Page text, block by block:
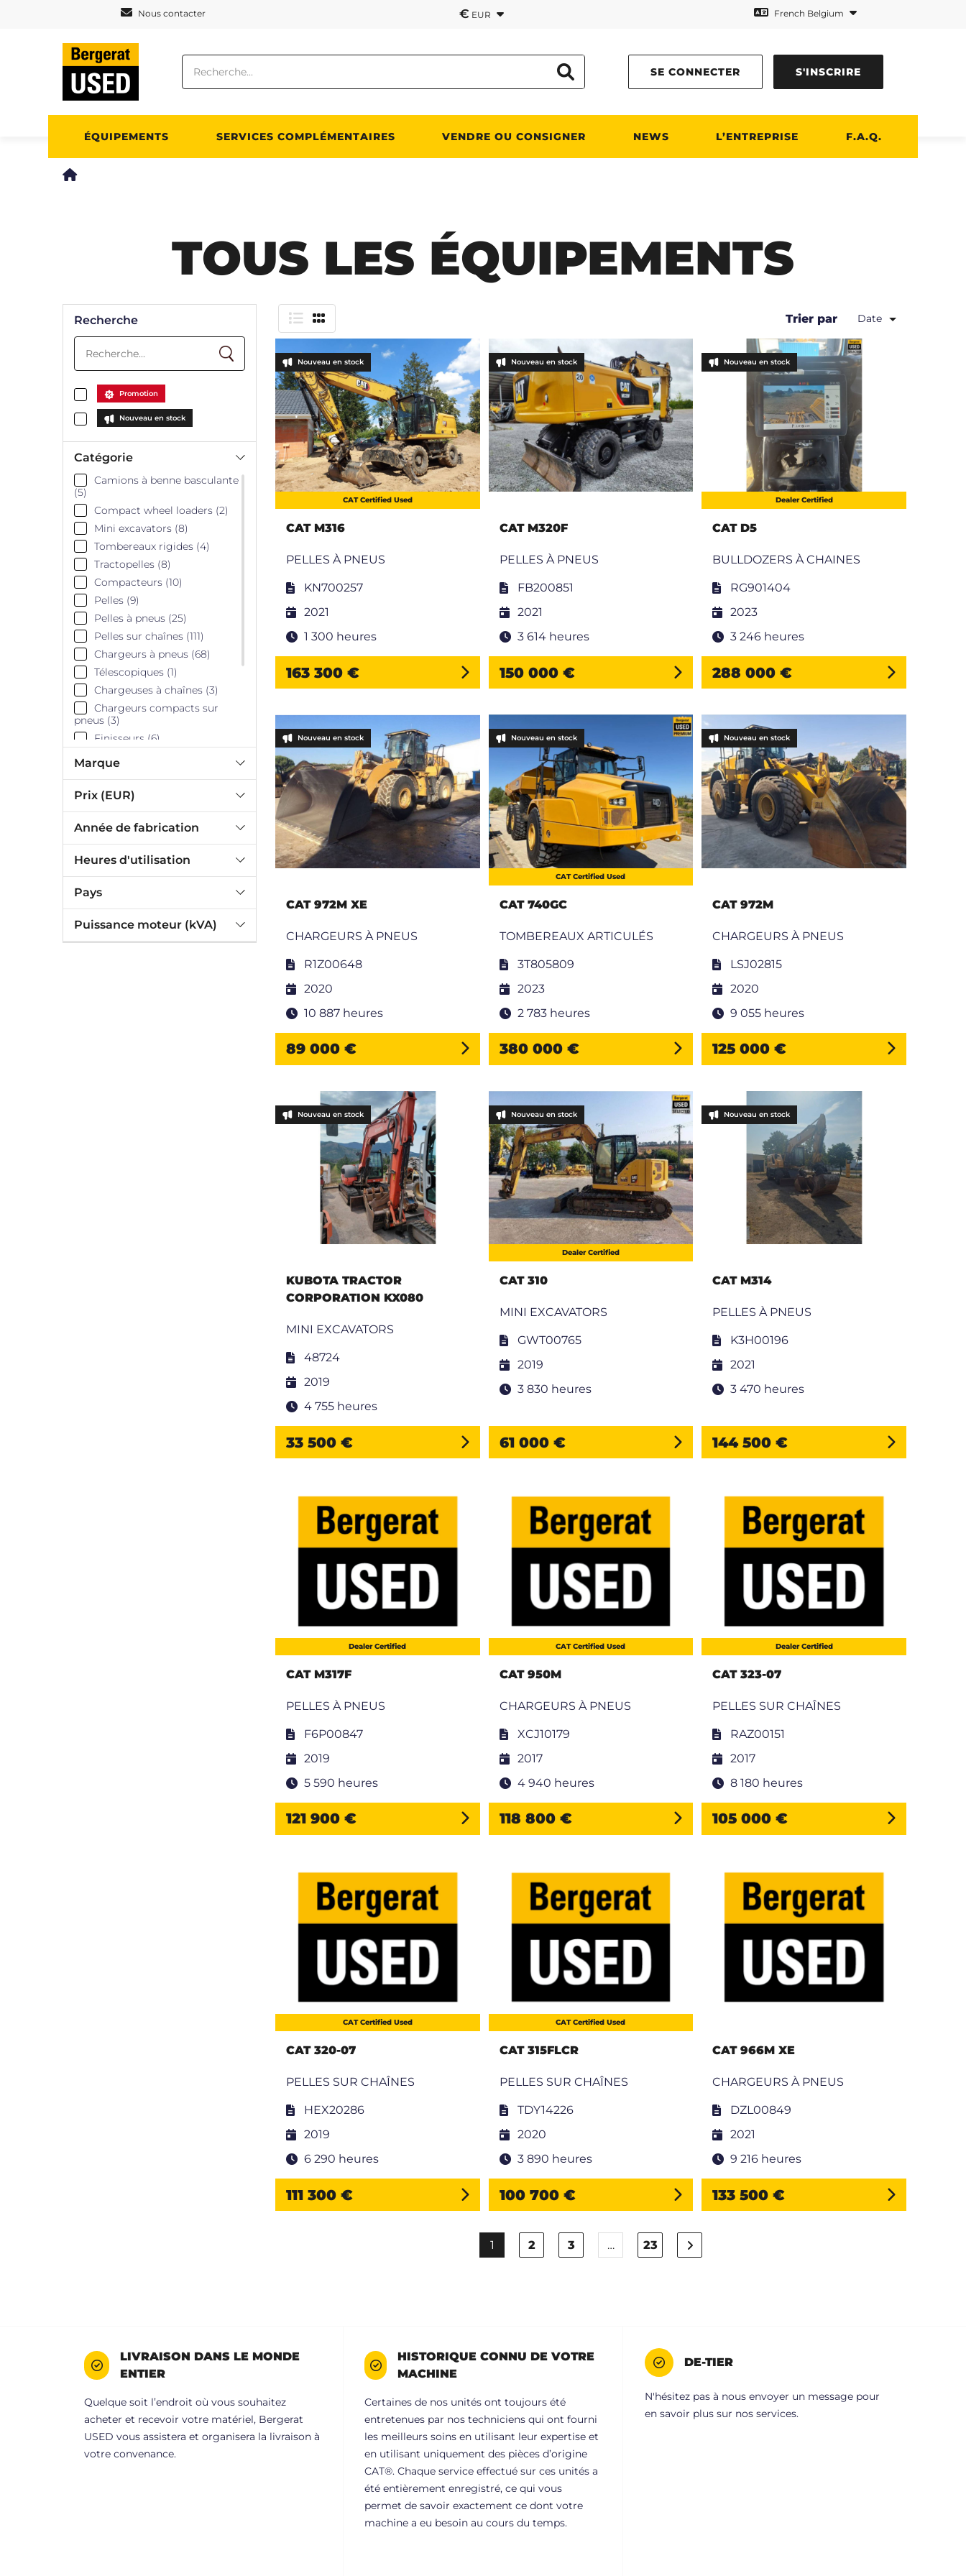
Nous contacter € EUR French Belgium
SE CONNECTER S'INSCRIRE
ÉQUIPEMENTS SERVICES COMPLÉMENTAIRES VENDRE OU CONSIGNER NEWS L’ENTREPRISE F.A.Q.
TOUS LES ÉQUIPEMENTS
Recherche
Promotion
Nouveau en stock
Catégorie
Camions à benne basculante
(5)
Compact wheel loaders (2)
Mini excavators (8)
Tombereaux rigides (4)
Tractopelles (8)
Compacteurs (10)
Pelles (9)
Pelles à pneus (25)
Pelles sur chaînes (111)
Chargeurs à pneus (68)
Télescopiques (1)
Chargeuses à chaînes (3)
Chargeurs compacts sur
pneus (3)
Finisseurs (6)
Niveleuses (5)
Bulldozers à pneus (2)
Bulldozers à chaines (27)
Tombereaux articulés (32)
Marque
Prix (EUR)
Année de fabrication
Heures d'utilisation
Pays
Puissance moteur (kVA)
Trier par Date
Nouveau en stock
CAT Certified Used
CAT M316
PELLES À PNEUS
KN700257
2021
1 300 heures
163 300 €
Nouveau en stock
CAT M320F
PELLES À PNEUS
FB200851
2021
3 614 heures
150 000 €
Nouveau en stock
Dealer Certified
CAT D5
BULLDOZERS À CHAINES
RG901404
2023
3 246 heures
288 000 €
Nouveau en stock
CAT 972M XE
CHARGEURS À PNEUS
R1Z00648
2020
10 887 heures
89 000 €
Nouveau en stock
CAT Certified Used
CAT 740GC
TOMBEREAUX ARTICULÉS
3T805809
2023
2 783 heures
380 000 €
Nouveau en stock
CAT 972M
CHARGEURS À PNEUS
LSJ02815
2020
9 055 heures
125 000 €
Nouveau en stock
KUBOTA TRACTOR
CORPORATION KX080
MINI EXCAVATORS
48724
2019
4 755 heures
33 500 €
Nouveau en stock
Dealer Certified
CAT 310
MINI EXCAVATORS
GWT00765
2019
3 830 heures
61 000 €
Nouveau en stock
CAT M314
PELLES À PNEUS
K3H00196
2021
3 470 heures
144 500 €
Dealer Certified
CAT M317F
PELLES À PNEUS
F6P00847
2019
5 590 heures
121 900 €
CAT Certified Used
CAT 950M
CHARGEURS À PNEUS
XCJ10179
2017
4 940 heures
118 800 €
Dealer Certified
CAT 323-07
PELLES SUR CHAÎNES
RAZ00151
2017
8 180 heures
105 000 €
CAT Certified Used
CAT 320-07
PELLES SUR CHAÎNES
HEX20286
2019
6 290 heures
111 300 €
CAT Certified Used
CAT 315FLCR
PELLES SUR CHAÎNES
TDY14226
2020
3 890 heures
100 700 €
CAT 966M XE
CHARGEURS À PNEUS
DZL00849
2021
9 216 heures
133 500 €
1 2 3 … 23
LIVRAISON DANS LE MONDE
ENTIER
Quelque soit l’endroit où vous souhaitez
acheter et recevoir votre matériel, Bergerat
USED vous assistera et organisera la livraison à
votre convenance.
HISTORIQUE CONNU DE VOTRE
MACHINE
Certaines de nos unités ont toujours été
entretenues par nos techniciens qui ont fourni
les meilleurs soins en utilisant leur expertise et
en utilisant uniquement des pièces d’origine
CAT®. Chaque service effectué sur ces unités a
été entièrement enregistré, ce qui vous
permet de savoir exactement ce dont votre
machine a eu besoin au cours du temps.
DE-TIER
N'hésitez pas à nous envoyer un message pour
en savoir plus sur nos services.
Panneau de gestion des cookies